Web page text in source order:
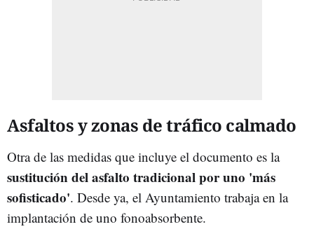
Asfaltos y zonas de tráfico calmado
Otra de las medidas que incluye el documento es la
sustitución del asfalto tradicional por uno 'más
sofisticado'. Desde ya, el Ayuntamiento trabaja en la
implantación de uno fonoabsorbente.